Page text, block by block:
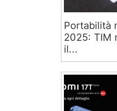
Portabilità
2025: TIM
il...